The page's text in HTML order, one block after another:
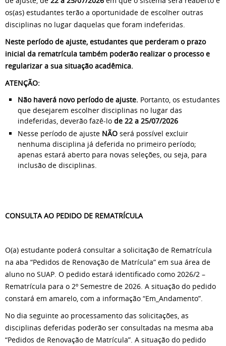
os(as) estudantes terão a oportunidade de escolher outras
disciplinas no lugar daquelas que foram indeferidas.
Neste período de ajuste, estudantes que perderam o prazo
inicial da rematrícula também poderão realizar o processo e
regularizar a sua situação acadêmica.
ATENÇÃO:
Não haverá novo período de ajuste. Portanto, os estudantes
que desejarem escolher disciplinas no lugar das
indeferidas, deverão fazê-lo de 22 a 25/07/2026
Nesse período de ajuste NÃO será possível excluir
nenhuma disciplina já deferida no primeiro período;
apenas estará aberto para novas seleções, ou seja, para
inclusão de disciplinas.
CONSULTA AO PEDIDO DE REMATRÍCULA
O(a) estudante poderá consultar a solicitação de Rematrícula
na aba “Pedidos de Renovação de Matrícula” em sua área de
aluno no SUAP. O pedido estará identificado como 2026/2 –
Rematrícula para o 2º Semestre de 2026. A situação do pedido
constará em amarelo, com a informação “Em_Andamento”.
No dia seguinte ao processamento das solicitações, as
disciplinas deferidas poderão ser consultadas na mesma aba
“Pedidos de Renovação de Matrícula”. A situação do pedido